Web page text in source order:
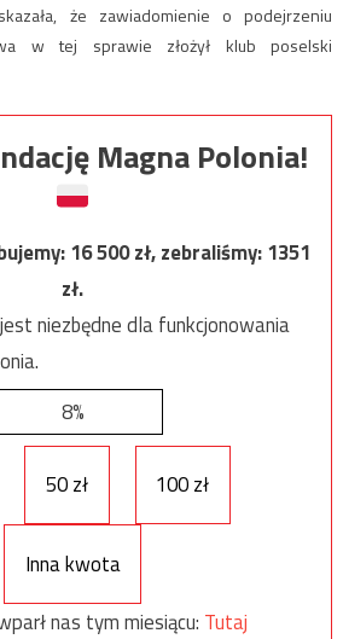
że zawiadomienie o podejrzeniu
w tej sprawie złożył klub poselski
Magna Polonia!
16 500zł, zebraliśmy:1351
zł.
niezbędne dla funkcjonowania
8%
50 zł 100 zł
Inna kwota
nas tym miesiącu: Tutaj